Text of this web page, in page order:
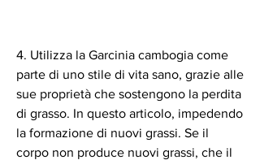
4. Utilizza la Garcinia cambogia come
parte di uno stile di vita sano, grazie alle
sue proprietà che sostengono la perdita
di grasso. In questo articolo, impedendo
la formazione di nuovi grassi. Se il
corpo non produce nuovi grassi, che il